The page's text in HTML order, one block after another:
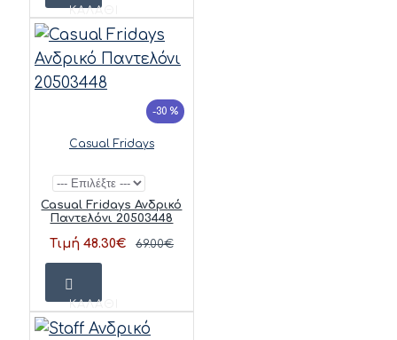
ΚΑΛΆΘΙ
-30 %
Casual Fridays
Casual Fridays Ανδρικό
Παντελόνι 20503448
Τιμή 48.30€ 69.00€
ΚΑΛΆΘΙ